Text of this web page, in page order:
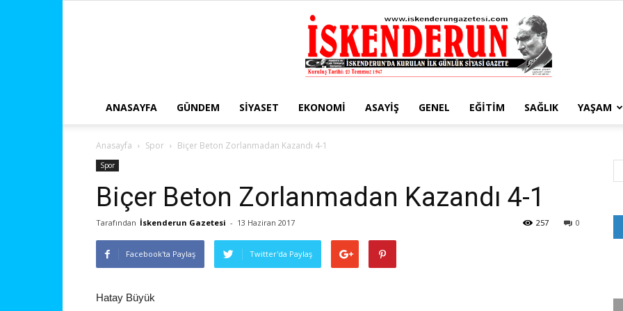
ANASAYFA GÜNDEM SIYASET EKONOMI ASAYIŞ GENEL EĞITIM SAĞLIK YAŞAM
Anasayfa Spor Biçer Beton Zorlanmadan Kazandı 4-1
Spor
Biçer Beton Zorlanmadan Kazandı 4-1
Tarafından İskenderun Gazetesi - 13 Haziran 2017 0
257
Facebook'ta Paylaş Twitter'da Paylaş
Hatay Büyük